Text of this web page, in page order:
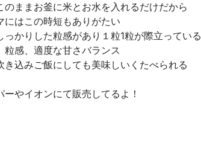
のままお釜に米とお水を入れるだけだから
にはこの時短もありがたい
っかりした粒感があり１粒1粒が際立っている
粒感、適度な甘さバランス
き込みご飯にしても美味しいくたべられる
ーやイオンにて販売してるよ！